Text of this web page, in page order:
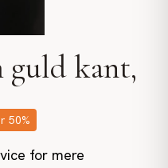
guld kant,
50%
for mere